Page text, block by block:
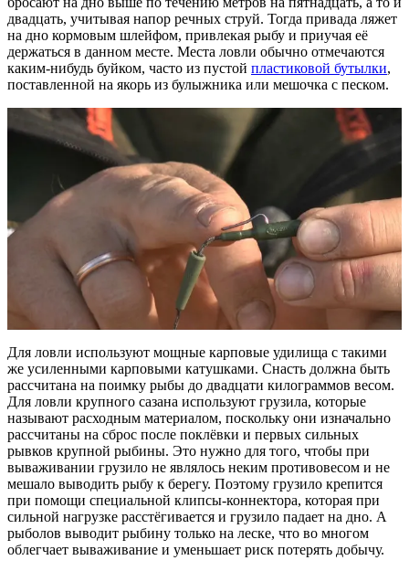
двадцать, учитывая напор речных струй. Тогда привада ляжет
на дно кормовым шлейфом, привлекая рыбу и приучая её
держаться в данном месте. Места ловли обычно отмечаются
каким-нибудь буйком, часто из пустой пластиковой бутылки,
поставленной на якорь из булыжника или мешочка с песком.
Для ловли используют мощные карповые удилища с такими
же усиленными карповыми катушками. Снасть должна быть
рассчитана на поимку рыбы до двадцати килограммов весом.
Для ловли крупного сазана используют грузила, которые
называют расходным материалом, поскольку они изначально
рассчитаны на сброс после поклёвки и первых сильных
рывков крупной рыбины. Это нужно для того, чтобы при
вываживании грузило не являлось неким противовесом и не
мешало выводить рыбу к берегу. Поэтому грузило крепится
при помощи специальной клипсы-коннектора, которая при
сильной нагрузке расстёгивается и грузило падает на дно. А
рыболов выводит рыбину только на леске, что во многом
облегчает вываживание и уменьшает риск потерять добычу.